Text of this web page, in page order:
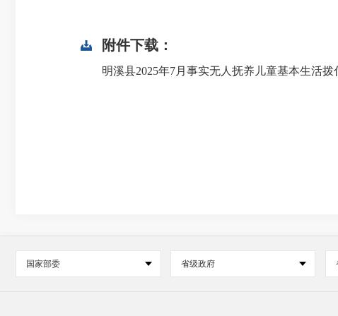
附件下载：
明溪县2025年7月事实无人抚养儿童基本生活拨
国家部委 省级政府